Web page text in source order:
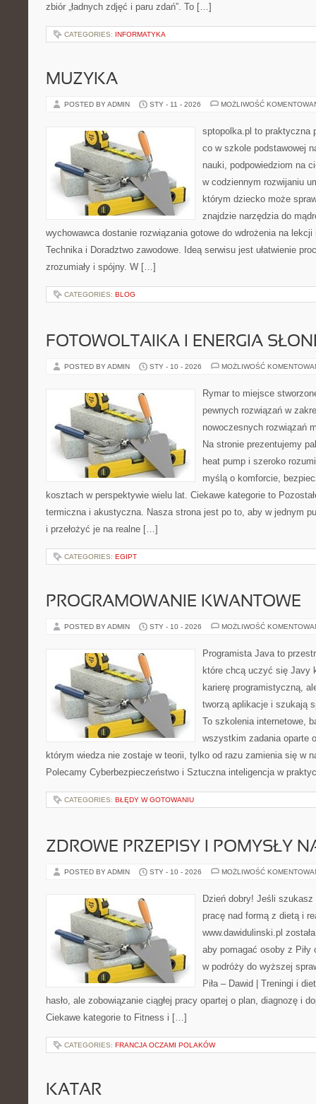
zbiór „ładnych zdjęć i paru zdań”. To […]
CATEGORIES: INFORMATYKA
MUZYKA
POSTED BY ADMIN STY - 11 - 2026 MOŻLIWOŚĆ
sptopolka.pl to praktyczna
co w szkole podstawowej
nauki, podpowiedziom na
w codziennym rozwijaniu
którym dziecko może
znajdzie narzędzia do
wychowawca dostanie rozwiązania gotowe do wdrożenia na
Technika i Doradztwo zawodowe. Ideą serwisu jest ułatwienie
zrozumiały i spójny. W […]
CATEGORIES: BLOG
FOTOWOLTAIKA I ENERGIA
POSTED BY ADMIN STY - 10 - 2026 MOŻLIWOŚĆ
Rymar to miejsce
pewnych rozwiązań w
nowoczesnych rozwiązań
Na stronie prezentujemy
heat pump i szeroko
myślą o komforcie,
kosztach w perspektywie wielu lat. Ciekawe kategorie to
termiczna i akustyczna. Nasza strona jest po to, aby w jednym
i przełożyć je na realne […]
CATEGORIES: EGIPT
PROGRAMOWANIE KWANTOWE
POSTED BY ADMIN STY - 10 - 2026 MOŻLIWOŚĆ
Programista Java to
które chcą uczyć się Javy
karierę programistyczną,
tworzą aplikacje i szukają
To szkolenia internetowe,
wszystkim zadania oparte
którym wiedza nie zostaje w teorii, tylko od razu zamienia się w
Polecamy Cyberbezpieczeństwo i Sztuczna inteligencja w
CATEGORIES: BŁĘDY W GOTOWANIU
ZDROWE PRZEPISY I POMYSŁY
POSTED BY ADMIN STY - 10 - 2026 MOŻLIWOŚĆ
Dzień dobry! Jeśli
pracę nad formą z dietą i
www.dawidulinski.pl
aby pomagać osoby z Piły
w podróży do wyższej
Piła – Dawid | Treningi i
hasło, ale zobowiązanie ciągłej pracy opartej o plan, diagnozę i
Ciekawe kategorie to Fitness i […]
CATEGORIES: FRANCJA OCZAMI POLAKÓW
KATAR